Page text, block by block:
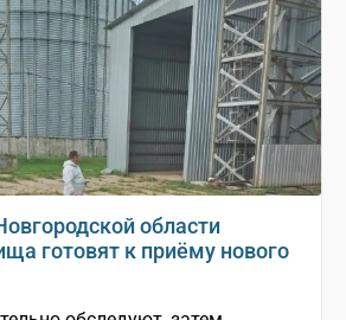
области
готовят к приёму нового